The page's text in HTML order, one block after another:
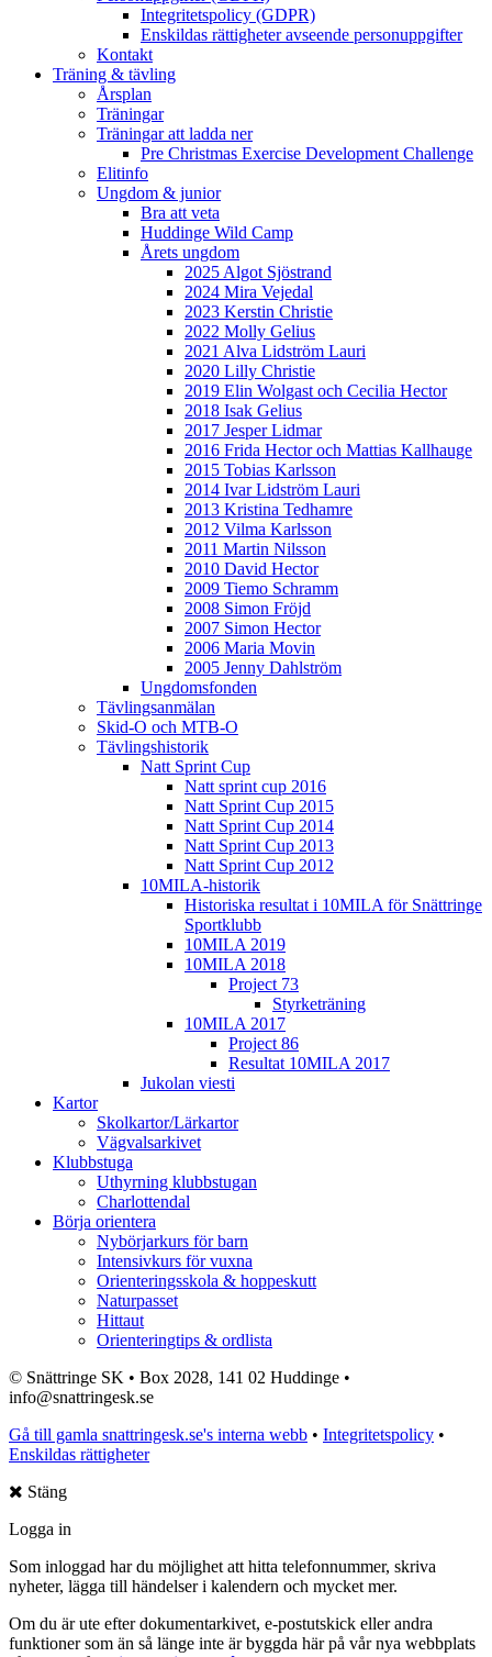
Integritetspolicy (GDPR)
Enskildas rättigheter avseende personuppgifter
Kontakt
Träning & tävling
Årsplan
Träningar
Träningar att ladda ner
Pre Christmas Exercise Development Challenge
Elitinfo
Ungdom & junior
Bra att veta
Huddinge Wild Camp
Årets ungdom
2025 Algot Sjöstrand
2024 Mira Vejedal
2023 Kerstin Christie
2022 Molly Gelius
2021 Alva Lidström Lauri
2020 Lilly Christie
2019 Elin Wolgast och Cecilia Hector
2018 Isak Gelius
2017 Jesper Lidmar
2016 Frida Hector och Mattias Kallhauge
2015 Tobias Karlsson
2014 Ivar Lidström Lauri
2013 Kristina Tedhamre
2012 Vilma Karlsson
2011 Martin Nilsson
2010 David Hector
2009 Tiemo Schramm
2008 Simon Fröjd
2007 Simon Hector
2006 Maria Movin
2005 Jenny Dahlström
Ungdomsfonden
Tävlingsanmälan
Skid-O och MTB-O
Tävlingshistorik
Natt Sprint Cup
Natt sprint cup 2016
Natt Sprint Cup 2015
Natt Sprint Cup 2014
Natt Sprint Cup 2013
Natt Sprint Cup 2012
10MILA-historik
Historiska resultat i 10MILA för Snättringe
Sportklubb
10MILA 2019
10MILA 2018
Project 73
Styrketräning
10MILA 2017
Project 86
Resultat 10MILA 2017
Jukolan viesti
Kartor
Skolkartor/Lärkartor
Vägvalsarkivet
Klubbstuga
Uthyrning klubbstugan
Charlottendal
Börja orientera
Nybörjarkurs för barn
Intensivkurs för vuxna
Orienteringsskola & hoppeskutt
Naturpasset
Hittaut
Orienteringtips & ordlista
© Snättringe SK • Box 2028, 141 02 Huddinge •
info@snattringesk.se
Gå till gamla snattringesk.se's interna webb • Integritetspolicy •
Enskildas rättigheter
Stäng
Logga in
Som inloggad har du möjlighet att hitta telefonnummer, skriva
nyheter, lägga till händelser i kalendern och mycket mer.
Om du är ute efter dokumentarkivet, e-postutskick eller andra
funktioner som än så länge inte är byggda här på vår nya webbplats